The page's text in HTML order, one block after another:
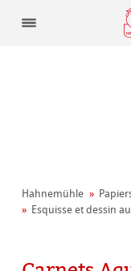
Hahnemühle
Esquisse et dessin